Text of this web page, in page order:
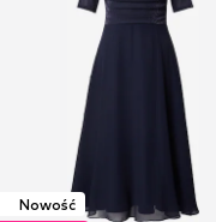
Nowość